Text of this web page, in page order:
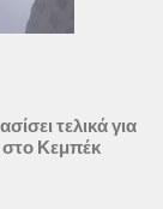
τελικά για
Κεμπέκ